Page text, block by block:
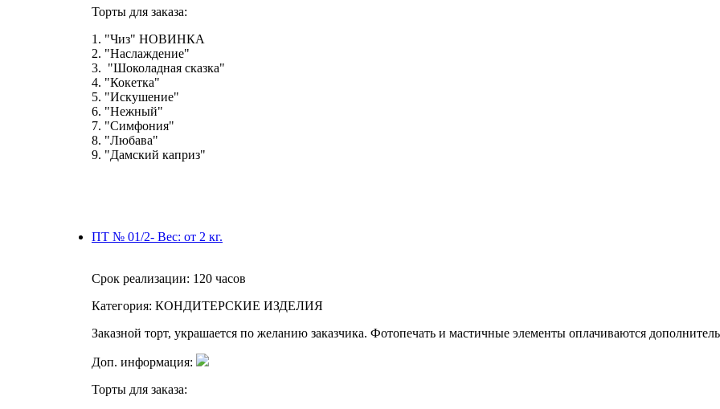
Торты для заказа:
1. "Чиз" НОВИНКА
2. "Наслаждение"
3. "Шоколадная сказка"
4. "Кокетка"
5. "Искушение"
6. "Нежный"
7. "Симфония"
8. "Любава"
9. "Дамский каприз"
ПТ № 01/2- Вес: от 2 кг.
Срок реализации: 120 часов
Категория: КОНДИТЕРСКИЕ ИЗДЕЛИЯ
Заказной торт, украшается по желанию заказчика. Фотопечать и мастичные элементы оплачиваются
Доп. информация:
Торты для заказа: